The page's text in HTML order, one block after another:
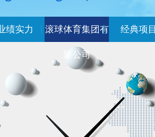
绩实力 滚球体育集团有
限公司
经典项目